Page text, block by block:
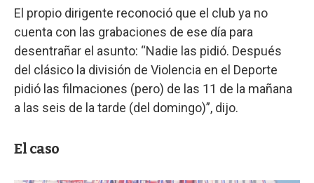
El propio dirigente reconoció que el club ya no
cuenta con las grabaciones de ese día para
desentrañar el asunto: “Nadie las pidió. Después
del clásico la división de Violencia en el Deporte
pidió las filmaciones (pero) de las 11 de la mañana
a las seis de la tarde (del domingo)”, dijo.
El caso